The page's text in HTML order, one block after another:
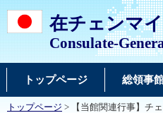
在チェンマ
Consulate-
トップページ 総領事
トップページ > 【当館関連行事】チ